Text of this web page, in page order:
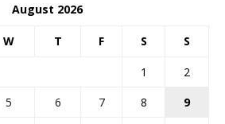
August 2026
W T F S S
1
2
5 6 7 8
9